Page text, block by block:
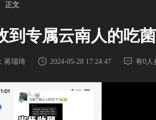
正文
到专属云南人的吃
蒋瑞琦 2024-05-28 17:24:47 有0人